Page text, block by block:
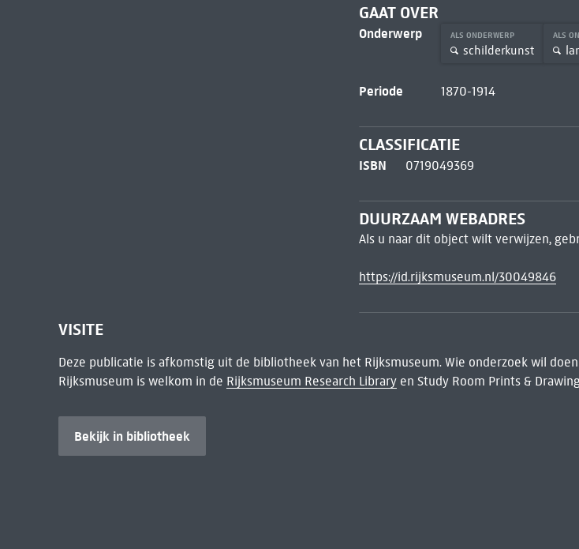
GAAT OVER
Onderwerp ALS ONDERWERP
schilderkunst
ALS
Periode 1870-1914
CLASSIFICATIE
ISBN 0719049369
DUURZAAM WEBADRES
Als u naar dit object wilt verwijzen,
https://id.rijksmuseum.nl/30049846
VISITE
Deze publicatie is afkomstig uit de bibliotheek van het Rijksmuseum. Wie onderzoek wil
Rijksmuseum is welkom in de Rijksmuseum Research Libraryen Study Room Prints &
Bekijk in bibliotheek